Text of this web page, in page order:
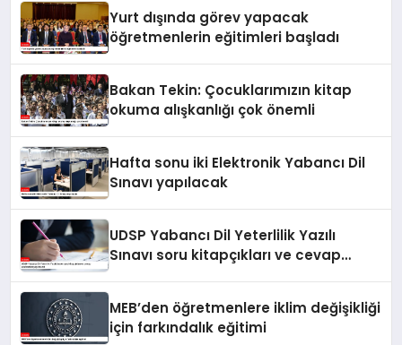
Yurt dışında görev yapacak
öğretmenlerin eğitimleri başladı
Bakan Tekin: Çocuklarımızın kitap
okuma alışkanlığı çok önemli
Hafta sonu iki Elektronik Yabancı Dil
Sınavı yapılacak
UDSP Yabancı Dil Yeterlilik Yazılı
Sınavı soru kitapçıkları ve cevap
MEB’den öğretmenlere iklim değişikliği
için farkındalık eğitimi